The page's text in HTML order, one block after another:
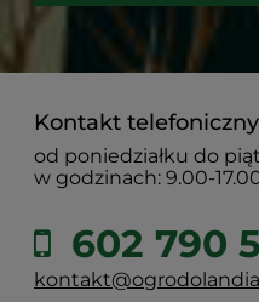
Kontakt telefoniczny
od poniedziałku do
w godzinach: 9.00-
602 790